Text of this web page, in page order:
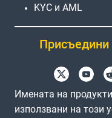
KYC и AML
Имената на
използвани на този